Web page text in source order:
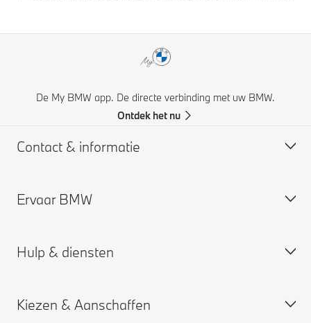
De My BMW app. De directe verbinding met uw BMW.
Ontdek het nu
Contact & informatie
Support & Contact
Vind uw BMW dealer
Ervaar BMW
Over ons
BMW Group
Hulp & diensten
Maak een werkplaatsafspraak
Kiezen & Aanschaffen